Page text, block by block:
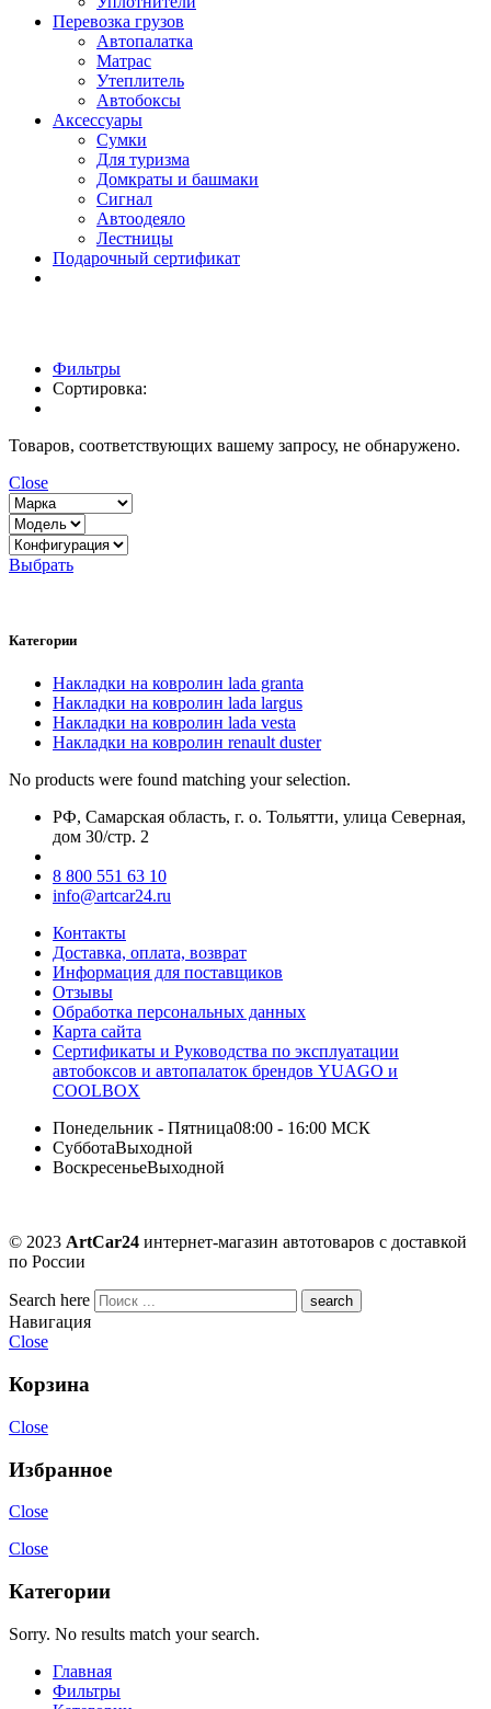
Перевозка грузов
Автопалатка
Матрас
Утеплитель
Автобоксы
Аксессуары
Сумки
Для туризма
Домкраты и башмаки
Сигнал
Автоодеяло
Лестницы
Подарочный сертификат
Фильтры
Сортировка:
Товаров, соответствующих вашему запросу, не обнаружено.
Close
Выбрать
Категории
Накладки на ковролин lada granta
Накладки на ковролин lada largus
Накладки на ковролин lada vesta
Накладки на ковролин renault duster
No products were found matching your selection.
РФ, Самарская область, г. о. Тольятти, улица Северная,
дом 30/стр. 2
8 800 551 63 10
info@artcar24.ru
Контакты
Доставка, оплата, возврат
Информация для поставщиков
Отзывы
Обработка персональных данных
Карта сайта
Сертификаты и Руководства по эксплуатации
автобоксов и автопалаток брендов YUAGO и
COOLBOX
Понедельник - Пятница08:00 - 16:00 МСК
СубботаВыходной
ВоскресеньеВыходной
© 2023 ArtCar24 интернет-магазин автотоваров с доставкой
по России
Search here
Навигация
Close
Корзина
Close
Избранное
Close
Close
Категории
Sorry. No results match your search.
Главная
Фильтры